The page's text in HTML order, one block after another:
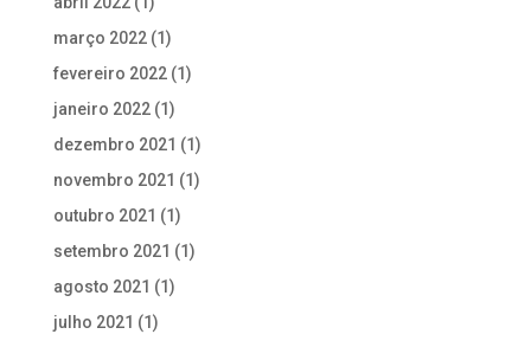
março 2022(1)
fevereiro 2022(1)
janeiro 2022(1)
dezembro 2021 (1)
novembro 2021 (1)
outubro 2021 (1)
setembro 2021 (1)
agosto 2021 (1)
julho 2021 (1)